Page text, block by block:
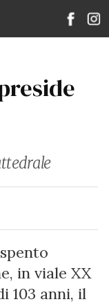
in viale XX
103 anni, il